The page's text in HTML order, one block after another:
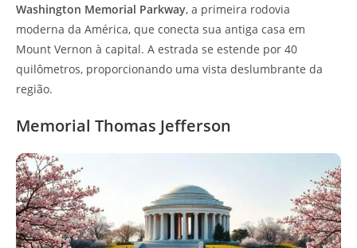
Washington Memorial Parkway, a primeira rodovia
moderna da América, que conecta sua antiga casa em
Mount Vernon à capital. A estrada se estende por 40
quilômetros, proporcionando uma vista deslumbrante da
região.
Memorial Thomas Jefferson